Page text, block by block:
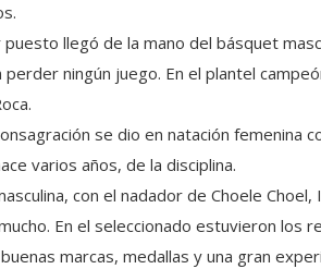
llegó de la mano del básquet
perder ningún juego. En el plantel
se dio en natación femenina
varios años, de la disciplina.
con el nadador de Choele
En el seleccionado estuvieron los
marcas, medallas y una gran